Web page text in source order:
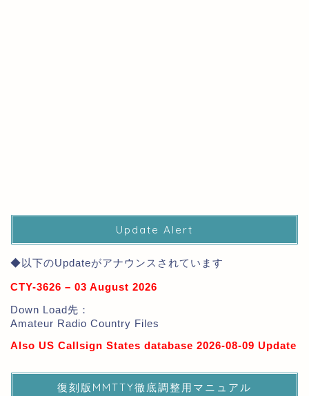
Update Alert
◆以下のUpdateがアナウンスされています
CTY-3626 – 03 August 2026
Down Load先：
Amateur Radio Country Files
Also US Callsign States database 2026-08-09 Update
復刻版MMTTY徹底調整用マニュアル